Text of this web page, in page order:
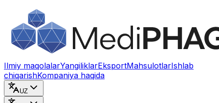
Kontentga o‘tish
Ilmiy maqolalarYangiliklarEksportMahsulotlarIshlab
chiqarishKompaniya haqida
UZ